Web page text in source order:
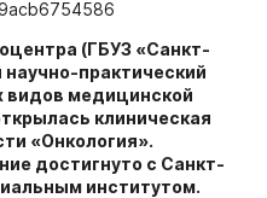
(ГБУЗ «Санкт-
научно-практический
видов медицинской
клиническая
«Онкология».
достигнуто с Санкт-
институтом.